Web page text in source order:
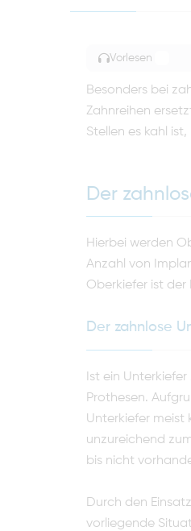
Vorlesen
Besonders bei
Zahnreihen
Stellen es kahl
Der
Hierbei werden
Anzahl von
Oberkiefer ist der
Der zahnlose
Ist ein
Prothesen.
Unterkiefer meist
unzureichend
bis nicht
Durch den
vorliegende